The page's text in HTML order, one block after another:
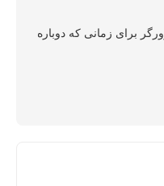
برای زمانی که دوباره